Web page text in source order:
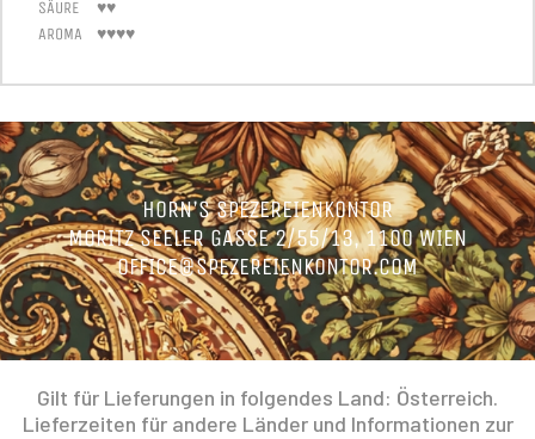
SÄURE ♥♥
AROMA ♥♥♥♥
HORN’S SPEZEREIENKONTOR
MORITZ SEELER GASSE 2/55/13, 1100 WIEN
OFFICE@SPEZEREIENKONTOR.COM
Gilt für Lieferungen in folgendes Land: Österreich.
Lieferzeiten für andere Länder und Informationen zur